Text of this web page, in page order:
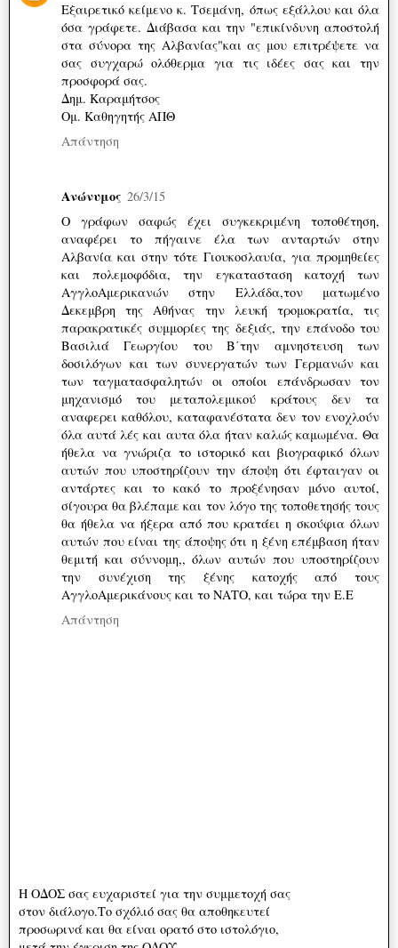
Εξαιρετικό κείμενο κ. Τσεμάνη, όπως εξάλλου και όλα
όσα γράφετε. Διάβασα και την "επικίνδυνη αποστολή
στα σύνορα της Αλβανίας"και ας μου επιτρέψετε να
σας συγχαρώ ολόθερμα για τις ιδέες σας και την
προσφορά σας.
Δημ. Καραμήτσος
Ομ. Καθηγητής ΑΠΘ
Απάντηση
Ανώνυμος 26/3/15
Ο γράφων σαφώς έχει συγκεκριμένη τοποθέτηση,
αναφέρει το πήγαινε έλα των ανταρτών στην
Αλβανία και στην τότε Γιουκοσλαυία, για προμηθείες
και πολεμοφόδια, την εγκατασταση κατοχή των
ΑγγλοΑμερικανών στην Ελλάδα,τον ματωμένο
Δεκεμβρη της Αθήνας την λευκή τρομοκρατία, τις
παρακρατικές συμμορίες της δεξιάς, την επάνοδο του
Βασιλιά Γεωργίου του Β΄την αμνηστευση των
δοσιλόγων και των συνεργατών των Γερμανών και
των ταγματασφαλητών οι οποίοι επάνδρωσαν τον
μηχανισμό του μεταπολεμικού κράτους δεν τα
αναφερει καθόλου, καταφανέστατα δεν τον ενοχλούν
όλα αυτά λές και αυτα όλα ήταν καλώς καμωμένα. Θα
ήθελα να γνώριζα το ιστορικό και βιογραφικό όλων
αυτών που υποστηρίζουν την άποψη ότι έφταιγαν οι
αντάρτες και το κακό το προξένησαν μόνο αυτοί,
σίγουρα θα βλέπαμε και τον λόγο της τοποθετησής τους
θα ήθελα να ήξερα από που κρατάει η σκούφια όλων
αυτών που είναι της άποψης ότι η ξένη επέμβαση ήταν
θεμιτή και σύννομη,, όλων αυτών που υποστηρίζουν
την συνέχιση της ξένης κατοχής από τους
ΑγγλοΑμερικάνους και το ΝΑΤΟ, και τώρα την Ε.Ε
Απάντηση
Η ΟΔΟΣ σας ευχαριστεί για την συμμετοχή σας
στον διάλογο.Το σχόλιό σας θα αποθηκευτεί
προσωρινά και θα είναι ορατό στο ιστολόγιο,